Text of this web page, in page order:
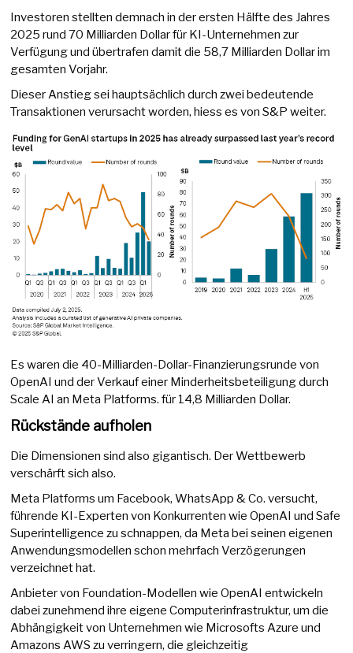
Investoren stellten demnach in der ersten Hälfte des Jahres
2025 rund 70 Milliarden Dollar für KI-Unternehmen zur
Verfügung und übertrafen damit die 58,7 Milliarden Dollar im
gesamten Vorjahr.
Dieser Anstieg sei hauptsächlich durch zwei bedeutende
Transaktionen verursacht worden, hiess es von S&P weiter.
Es waren die 40-Milliarden-Dollar-Finanzierungsrunde von
OpenAI und der Verkauf einer Minderheitsbeteiligung durch
Scale AI an Meta Platforms. für 14,8 Milliarden Dollar.
Rückstände aufholen
Die Dimensionen sind also gigantisch. Der Wettbewerb
verschärft sich also.
Meta Platforms um Facebook, WhatsApp & Co. versucht,
führende KI-Experten von Konkurrenten wie OpenAI und Safe
Superintelligence zu schnappen, da Meta bei seinen eigenen
Anwendungsmodellen schon mehrfach Verzögerungen
verzeichnet hat.
Anbieter von Foundation-Modellen wie OpenAI entwickeln
dabei zunehmend ihre eigene Computerinfrastruktur, um die
Abhängigkeit von Unternehmen wie Microsofts Azure und
Amazons AWS zu verringern, die gleichzeitig